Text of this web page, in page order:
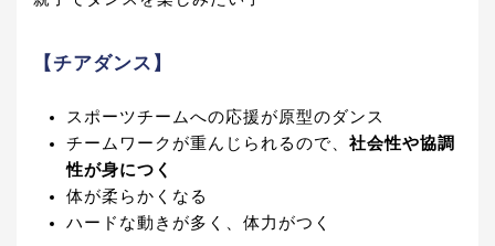
【チアダンス】
スポーツチームへの応援が原型のダンス
チームワークが重んじられるので、 社会性や協調
性が身につく
体が柔らかくなる
ハードな動きが多く、体力がつく